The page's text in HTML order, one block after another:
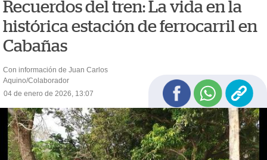
Recuerdos del tren: La vida en la
histórica estación de ferrocarril en
Cabañas
Con información de Juan Carlos
Aquino/Colaborador
04 de enero de 2026, 13:07